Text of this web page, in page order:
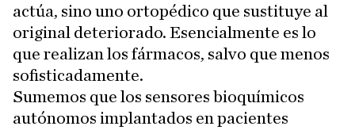
actúa, sino uno ortopédico que sustituye al
original deteriorado. Esencialmente es lo
que realizan los fármacos, salvo que menos
sofisticadamente.
Sumemos que los sensores bioquímicos
autónomos implantados en pacientes